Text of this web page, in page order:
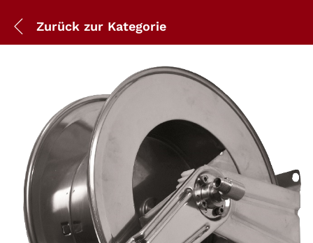
Zurück zur Kategorie